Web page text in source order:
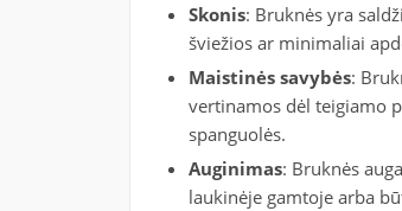
Skonis: Bruknės yra
šviežios ar minimaliai
Maistinės savybės:
vertinamos dėl teigiamo
spanguolės.
Auginimas: Bruknės
laukinėje gamtoje arba